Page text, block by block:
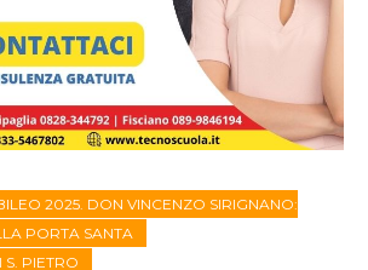
2025. DON VINCENZO SIRIGNANO:
PORTA SANTA
S. PIETRO